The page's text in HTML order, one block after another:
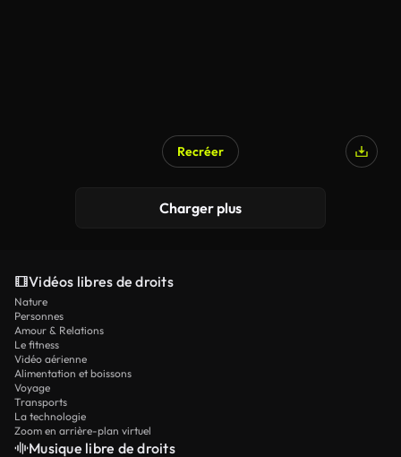
Recréer
Charger plus
Vidéos libres de droits
Nature
Personnes
Amour & Relations
Le fitness
Vidéo aérienne
Alimentation et boissons
Voyage
Transports
La technologie
Zoom en arrière-plan virtuel
Musique libre de droits